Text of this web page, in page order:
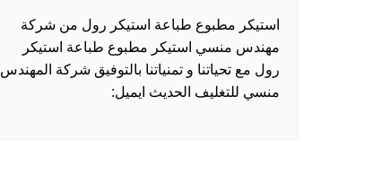
استيكر مطبوع طباعة استيكر رول من شركة
مهندس منسي استيكر مطبوع طباعة استيكر
رول مع تحياتنا و تمنياتنا بالتوفيق شركة المهندس
منسي للتغليف الحديث ايميل: